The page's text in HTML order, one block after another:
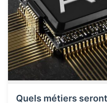
Quels métiers